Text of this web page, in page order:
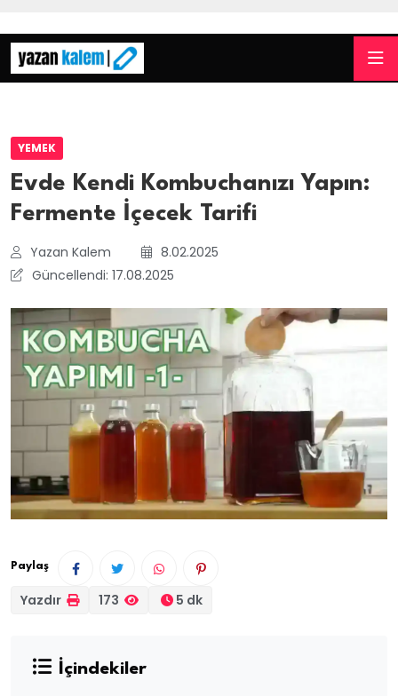
YEMEK
Evde Kendi Kombuchanızı Yapın:
Fermente İçecek Tarifi
Yazan Kalem
8.02.2025
Güncellendi: 17.08.2025
Paylaş
Yazdır 173 5 dk
İçindekiler